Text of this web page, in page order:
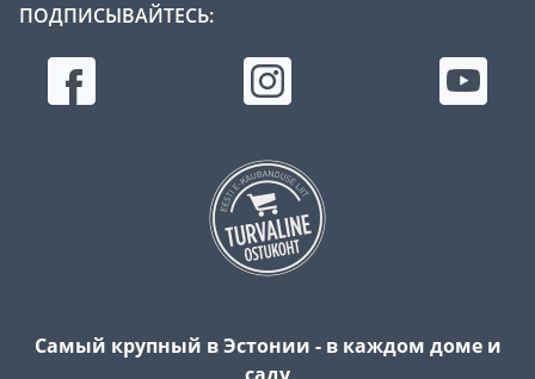
ПОДПИСЫВАЙТЕСЬ:
Самый крупный в Эстонии - в каждом доме и